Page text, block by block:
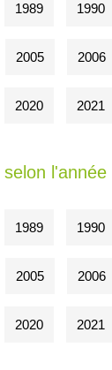
1989 1990
2005 2006
2020 2021
selon l'année
1989 1990
2005 2006
2020 2021